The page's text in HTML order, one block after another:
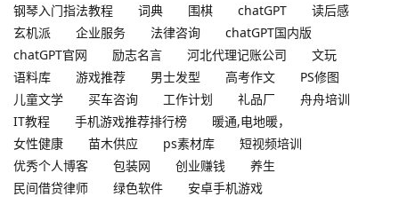
钢琴入门指法教程
词典 围棋 chatGPT
读后感
玄机派
企业服务 法律咨询
chatGPT国内版
chatGPT官网
励志名言 河北代理记账公司
文玩
语料库
游戏推荐 男士发型 高考作文
PS修图
儿童文学
买车咨询 工作计划 礼品厂
舟舟培训
IT教程
手机游戏推荐排行榜
暖通,电地暖，
女性健康
苗木供应 ps素材库
短视频培训
优秀个人博客
包装网 创业赚钱
养生
民间借贷律师
绿色软件
安卓手机游戏